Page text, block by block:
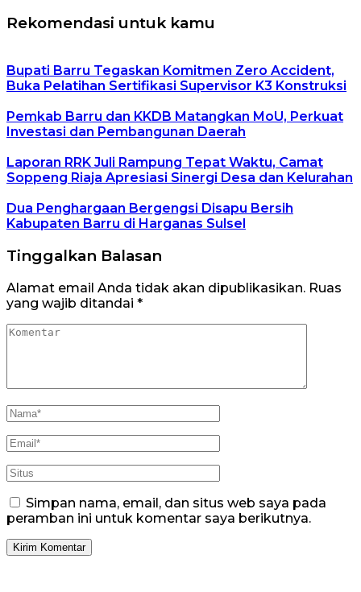
Rekomendasi untuk kamu
Bupati Barru Tegaskan Komitmen Zero Accident,
Buka Pelatihan Sertifikasi Supervisor K3 Konstruksi
Pemkab Barru dan KKDB Matangkan MoU, Perkuat
Investasi dan Pembangunan Daerah
Laporan RRK Juli Rampung Tepat Waktu, Camat
Soppeng Riaja Apresiasi Sinergi Desa dan Kelurahan
Dua Penghargaan Bergengsi Disapu Bersih
Kabupaten Barru di Harganas Sulsel
Tinggalkan Balasan
Alamat email Anda tidak akan dipublikasikan. Ruas
yang wajib ditandai *
Simpan nama, email, dan situs web saya pada
peramban ini untuk komentar saya berikutnya.